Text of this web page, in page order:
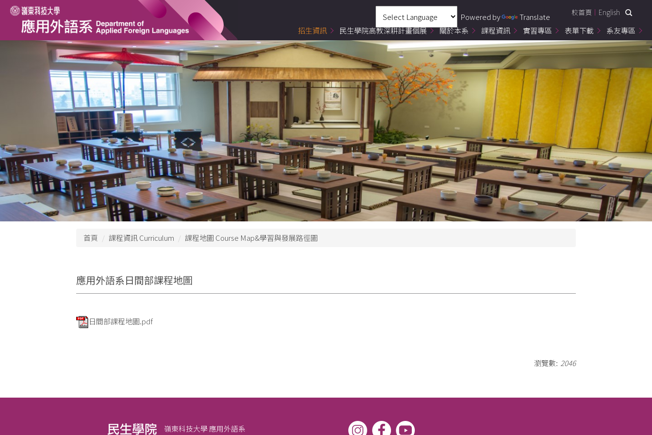
跳
到
要
Powered by Translate 校首頁 English
招生資訊 民生學院高教深耕計畫個展 關於本系 課程資訊 實習專區 表單下載 系友專區
首頁 課程資訊 Curriculum 課程地圖 Course Map&學習與發展路徑圖
應用外語系日間部課程地圖
日間部課程地圖.pdf
瀏覽數: 2046
嶺東科技大學 應用外語系